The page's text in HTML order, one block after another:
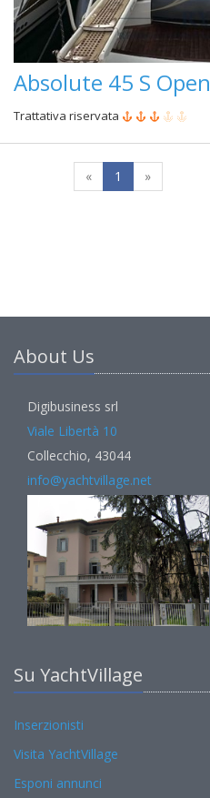
Absolute 45 S Open
Trattativa riservata
« 1 »
About Us
Digibusiness srl
Viale Libertà 10
Collecchio, 43044
info@yachtvillage.net
Su YachtVillage
Inserzionisti
Visita YachtVillage
Esponi annunci